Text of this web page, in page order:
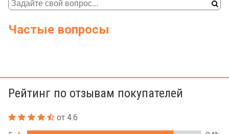
Частые вопросы
Рейтинг по отзывам покупателей
от 4.6